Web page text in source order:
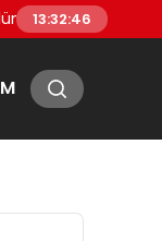
kullanıma
13:32:47